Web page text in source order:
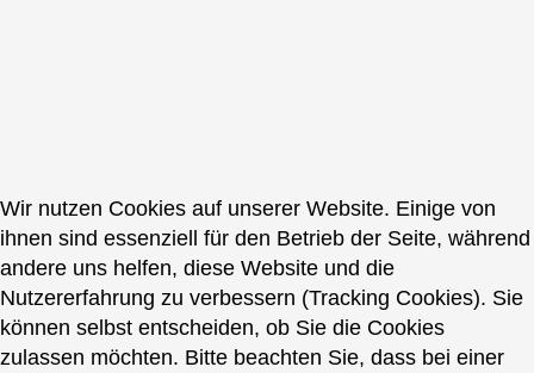
Wir nutzen Cookies auf unserer Website. Einige von
ihnen sind essenziell für den Betrieb der Seite, während
andere uns helfen, diese Website und die
Nutzererfahrung zu verbessern (Tracking Cookies). Sie
können selbst entscheiden, ob Sie die Cookies
zulassen möchten. Bitte beachten Sie, dass bei einer